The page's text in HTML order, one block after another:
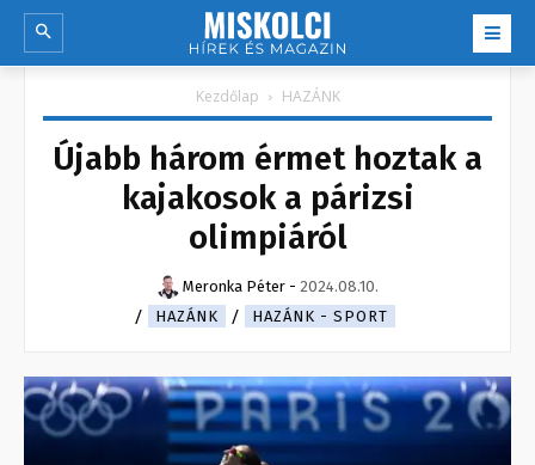
Kezdőlap HAZÁNK
Újabb három érmet hoztak a
kajakosok a párizsi
olimpiáról
Meronka Péter - 2024.08.10.
HAZÁNK
HAZÁNK - SPORT